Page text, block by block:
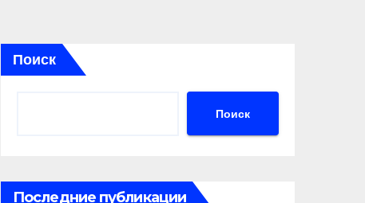
Поиск
Поиск
Последние публикации